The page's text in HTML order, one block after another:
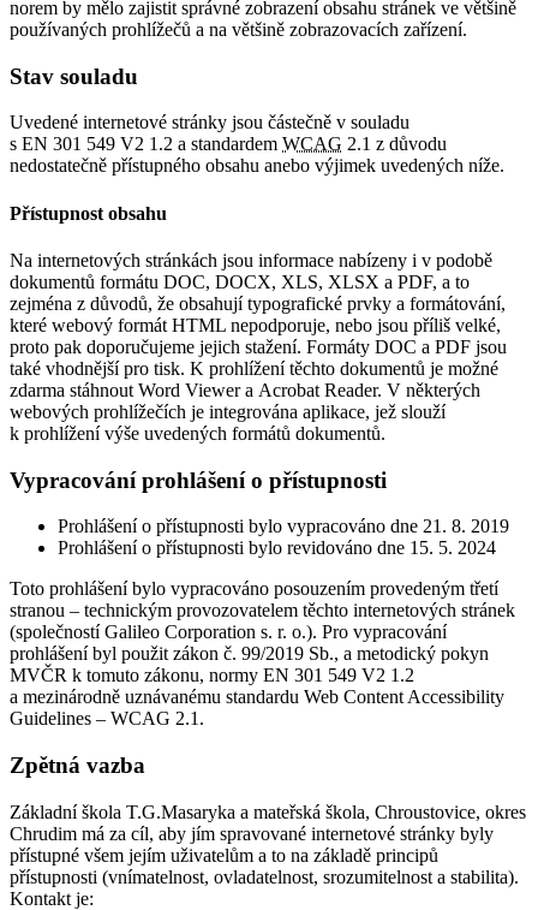
norem by mělo zajistit správné zobrazení obsahu stránek ve většině
používaných prohlížečů a na většině zobrazovacích zařízení.
Stav souladu
Uvedené internetové stránky jsou částečně v souladu
s EN 301 549 V2 1.2 a standardem WCAG 2.1 z důvodu
nedostatečně přístupného obsahu anebo výjimek uvedených níže.
Přístupnost obsahu
Na internetových stránkách jsou informace nabízeny i v podobě
dokumentů formátu DOC, DOCX, XLS, XLSX a PDF, a to
zejména z důvodů, že obsahují typografické prvky a formátování,
které webový formát HTML nepodporuje, nebo jsou příliš velké,
proto pak doporučujeme jejich stažení. Formáty DOC a PDF jsou
také vhodnější pro tisk. K prohlížení těchto dokumentů je možné
zdarma stáhnout Word Viewer a Acrobat Reader. V některých
webových prohlížečích je integrována aplikace, jež slouží
k prohlížení výše uvedených formátů dokumentů.
Vypracování prohlášení o přístupnosti
Prohlášení o přístupnosti bylo vypracováno dne 21. 8. 2019
Prohlášení o přístupnosti bylo revidováno dne 15. 5. 2024
Toto prohlášení bylo vypracováno posouzením provedeným třetí
stranou – technickým provozovatelem těchto internetových stránek
(společností Galileo Corporation s. r. o.). Pro vypracování
prohlášení byl použit zákon č. 99/2019 Sb., a metodický pokyn
MVČR k tomuto zákonu, normy EN 301 549 V2 1.2
a mezinárodně uznávanému standardu Web Content Accessibility
Guidelines – WCAG 2.1.
Zpětná vazba
Základní škola T.G.Masaryka a mateřská škola, Chroustovice, okres
Chrudim má za cíl, aby jím spravované internetové stránky byly
přístupné všem jejím uživatelům a to na základě principů
přístupnosti (vnímatelnost, ovladatelnost, srozumitelnost a stabilita).
Kontakt je: